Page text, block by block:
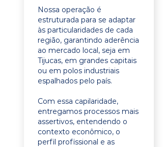
Nossa operação é
estruturada para se adaptar
às particularidades de cada
região, garantindo aderência
ao mercado local, seja em
Tijucas, em grandes capitais
ou em polos industriais
espalhados pelo país.
Com essa capilaridade,
entregamos processos mais
assertivos, entendendo o
contexto econômico, o
perfil profissional e as